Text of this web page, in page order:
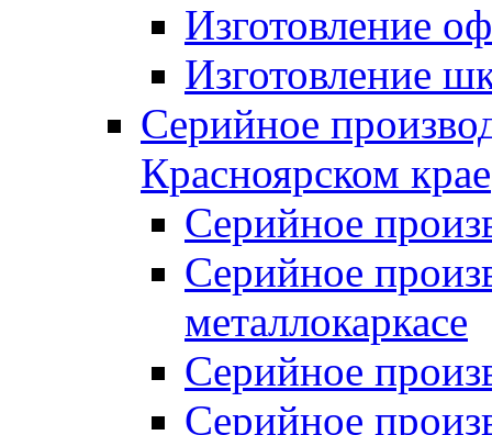
Изготовление
Изготовление
Серийное
Красноярском крае
Серийное
Серийное
металлокаркасе
Серийное
Серийное